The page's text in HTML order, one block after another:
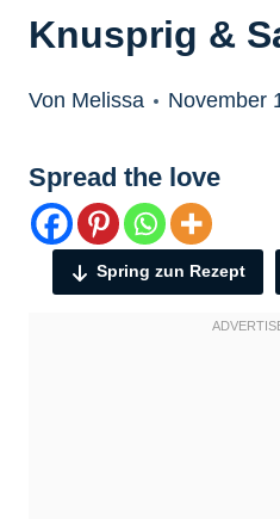
Knusprig &
Von Melissa November
Spread the love
Spring zun Rezept